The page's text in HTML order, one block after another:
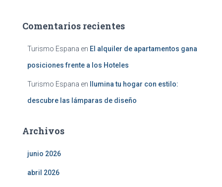
Comentarios recientes
Turismo Espana en El alquiler de apartamentos gana
posiciones frente a los Hoteles
Turismo Espana en Ilumina tu hogar con estilo:
descubre las lámparas de diseño
Archivos
junio 2026
abril 2026